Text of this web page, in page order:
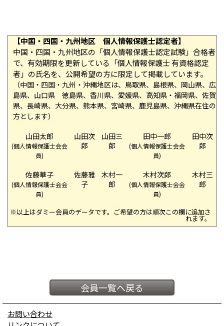
【中国・四国・九州地区 個人情報保護士認定者】
中国・四国・九州地区の「個人情報保護士認定試験」合格者
で、有効期限を更新している「個人情報保護士 有資格認定
者」の氏名を、公開希望の方に限定して掲載しています。
（中国・四国・九州・沖縄地区は、鳥取県、島根県、岡山県、広
島県、山口県 徳島県、香川県、愛媛県、高知県・福岡県、佐賀
県、長崎県、大分県、熊本県、宮崎県、鹿児島県、沖縄県在住の
方とします）
山田太郎
(個人情報保護士会会
員)
山田次
郎
山田三
郎
田中一郎
(個人情報保護士会会
員)
田中次
郎
佐藤華子
(個人情報保護士会会
員)
佐藤雅
子
木村一
郎
木村次郎
(個人情報保護士会会
員)
木村三
郎
※以上はダミー会員のデータです。ご希望の方は順次この欄に追加さ
れます。
会員一覧へ戻る
お問い合わせ